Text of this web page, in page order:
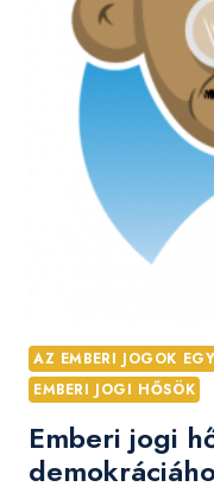
AZ EMBERI JOGOK
EMBERI JOGI HŐSÖK
Emberi jogi